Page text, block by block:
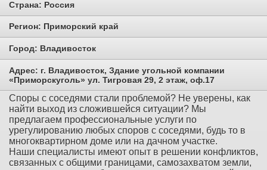
Страна: Россия
Регион: Приморский край
Город: Владивосток
Адрес: г. Владивосток, Здание угольной компании
«Приморскуголь» ул. Тигровая 29, 2 этаж, оф.17
Споры с соседями стали проблемой? Не уверены, как
найти выход из сложившейся ситуации? Мы
предлагаем профессиональные услуги по
урегулированию любых споров с соседями, будь то в
многоквартирном доме или на дачном участке.
Наши специалисты имеют опыт в решении конфликтов,
связанных с общими границами, самозахватом земли,